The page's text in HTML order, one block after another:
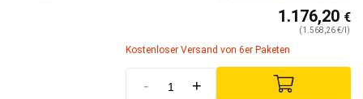
1.176,20 €
(1.568,26 €/l)
Kostenloser Versand von 6er Paketen
- +